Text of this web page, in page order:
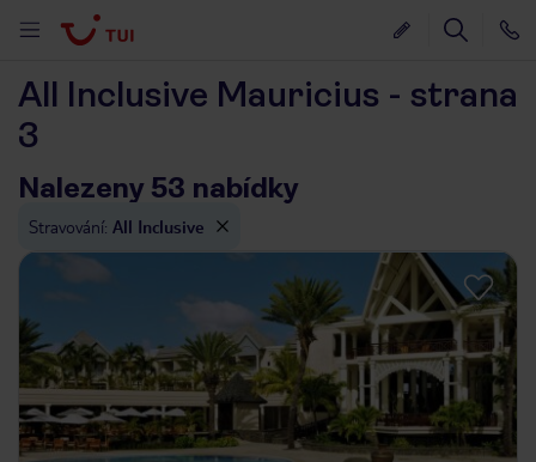
All Inclusive Mauricius - strana
3
Nalezeny 53 nabídky
Stravování: All Inclusive